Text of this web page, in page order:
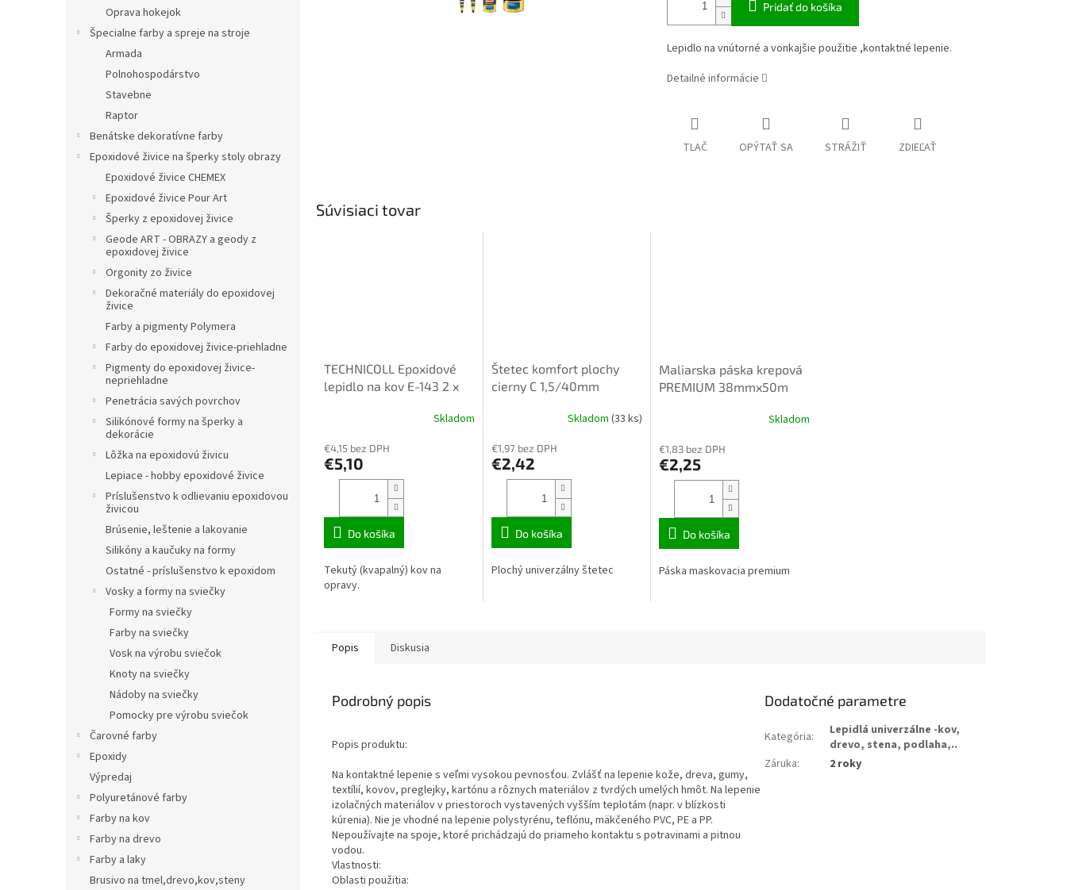
Oprava hokejok
Špecialne farby a spreje na stroje
Armada
Polnohospodárstvo
Stavebne
Raptor
Benátske dekoratívne farby
Epoxidové živice na šperky stoly obrazy
Epoxidové živice CHEMEX
Epoxidové živice Pour Art
Šperky z epoxidovej živice
Geode ART - OBRAZY a geody z
epoxidovej živice
Orgonity zo živice
Dekoračné materiály do epoxidovej
živice
Farby a pigmenty Polymera
Farby do epoxidovej živice-priehladne
Pigmenty do epoxidovej živice-
nepriehladne
Penetrácia savých povrchov
Silikónové formy na šperky a
dekorácie
Lôžka na epoxidovú živicu
Lepiace - hobby epoxidové živice
Príslušenstvo k odlievaniu epoxidovou
živicou
Brúsenie, leštenie a lakovanie
Silikóny a kaučuky na formy
Ostatné - príslušenstvo k epoxidom
Vosky a formy na sviečky
Formy na sviečky
Farby na sviečky
Vosk na výrobu sviečok
Knoty na sviečky
Nádoby na sviečky
Pomocky pre výrobu sviečok
Čarovné farby
Epoxidy
Výpredaj
Polyuretánové farby
Farby na kov
Farby na drevo
Farby a laky
Brusivo na tmel,drevo,kov,steny
Pridať do košíka
Lepidlo na vnútorné a vonkajšie použitie ,kontaktné lepenie.
Detailné informácie
TLAČ OPÝTAŤ SA STRÁŽIŤ ZDIEĽAŤ
Súvisiaci tovar
TECHNICOLL Epoxidové
lepidlo na kov E-143 2 x
Skladom
€4,15 bez DPH
€5,10
Do košíka
Tekutý (kvapalný) kov na
opravy.
Štetec komfort plochy
cierny C 1,5/40mm
Skladom (33 ks)
€1,97 bez DPH
€2,42
Do košíka
Plochý univerzálny štetec
Maliarska páska krepová
PREMIUM 38mmx50m
Skladom
€1,83 bez DPH
€2,25
Do košíka
Páska maskovacia premium
Popis Diskusia
Podrobný popis
Popis produktu:
Na kontaktné lepenie s veľmi vysokou pevnosťou. Zvlášť na lepenie kože, dreva, gumy,
textílií, kovov, preglejky, kartónu a rôznych materiálov z tvrdých umelých hmôt. Na lepenie
izolačných materiálov v priestoroch vystavených vyšším teplotám (napr. v blízkosti
kúrenia). Nie je vhodné na lepenie polystyrénu, teflónu, mäkčeného PVC, PE a PP.
Nepoužívajte na spoje, ktoré prichádzajú do priameho kontaktu s potravinami a pitnou
vodou.
Vlastnosti:
Oblasti použitia:
Dodatočné parametre
Kategória:
Lepidlá univerzálne -kov,
drevo, stena, podlaha,..
Záruka: 2 roky